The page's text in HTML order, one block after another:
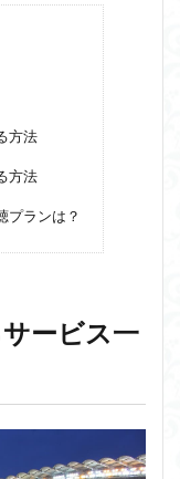
方法
方法
プランは？
ービス一